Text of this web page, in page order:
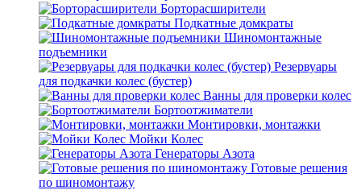
Борторасширители
Подкатные домкраты
Шиномонтажные
подъемники
Резервуары
для подкачки колес (бустер)
Ванны для проверки колес
Бортоотжиматели
Монтировки, монтажки
Мойки Колес
Генераторы Азота
Готовые решения
по шиномонтажу